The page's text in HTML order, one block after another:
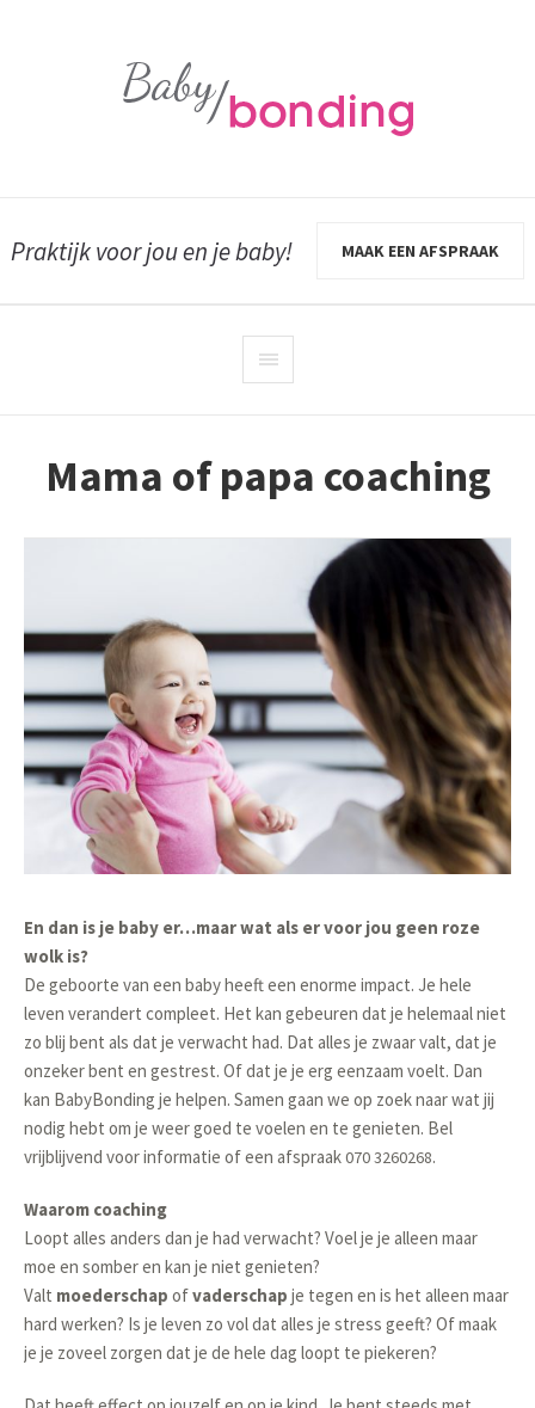
Praktijk voor jou en je baby! MAAK EEN AFSPRAAK
Mama of papa coaching
En dan is je baby er…maar wat als er voor jou geen roze
wolk is?
De geboorte van een baby heeft een enorme impact. Je hele
leven verandert compleet. Het kan gebeuren dat je helemaal niet
zo blij bent als dat je verwacht had. Dat alles je zwaar valt, dat je
onzeker bent en gestrest. Of dat je je erg eenzaam voelt. Dan
kan BabyBonding je helpen. Samen gaan we op zoek naar wat jij
nodig hebt om je weer goed te voelen en te genieten. Bel
vrijblijvend voor informatie of een afspraak070 3260268.
Waarom coaching
Loopt alles anders dan je had verwacht? Voel je je alleen maar
moe en somber en kan je niet genieten?
Valt moederschap ofvaderschap je tegen en is het alleen maar
hard werken? Is je leven zo vol dat alles je stress geeft? Of maak
je je zoveel zorgen dat je de hele dag loopt te piekeren?